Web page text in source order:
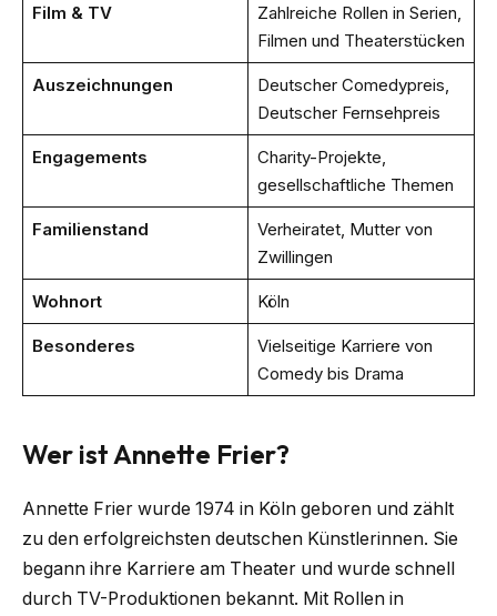
Film & TV
Zahlreiche Rollen in Serien,
Filmen und Theaterstücken
Auszeichnungen
Deutscher Comedypreis,
Deutscher Fernsehpreis
Engagements
Charity-Projekte,
gesellschaftliche Themen
Familienstand
Verheiratet, Mutter von
Zwillingen
Wohnort Köln
Besonderes
Vielseitige Karriere von
Comedy bis Drama
Wer ist Annette Frier?
Annette Frier wurde 1974 in Köln geboren und zählt
zu den erfolgreichsten deutschen Künstlerinnen. Sie
begann ihre Karriere am Theater und wurde schnell
durch TV-Produktionen bekannt. Mit Rollen in